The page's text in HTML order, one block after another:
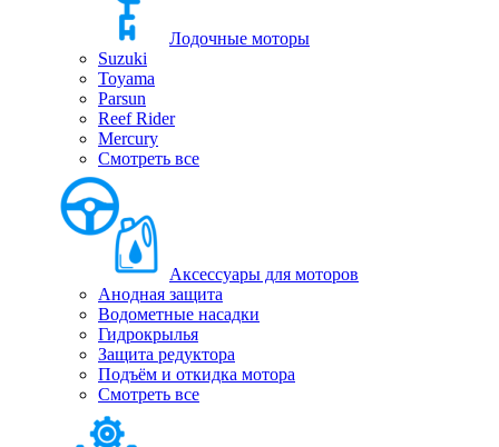
Лодочные моторы
Suzuki
Toyama
Parsun
Reef Rider
Mercury
Смотреть все
Аксессуары для моторов
Анодная защита
Водометные насадки
Гидрокрылья
Защита редуктора
Подъём и откидка мотора
Смотреть все